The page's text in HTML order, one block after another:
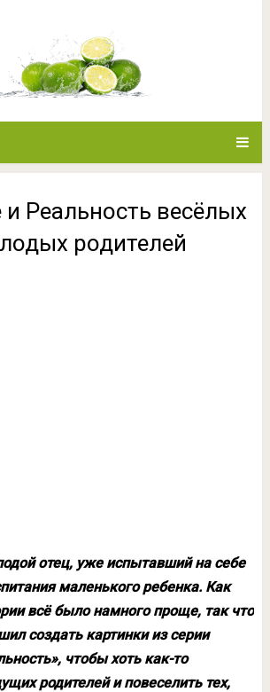
Реальность весёлых
родителей
отец, уже испытавший на себе
маленького ребенка. Как
всё было намного проще, так что
создать картинки из серии
чтобы хоть как-то
родителей и повеселить тех,